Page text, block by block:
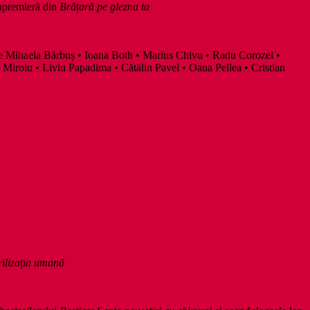
din Brățară pe glezna ta
Mihaela Bărbuș • Ioana Both • Marius Chivu • Radu Corozel •
• Liviu Papadima • Cătălin Pavel • Oana Pellea • Cristian
umană